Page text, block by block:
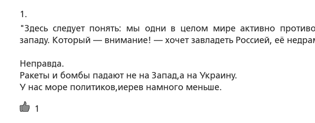
1.
"Здесь следует понять: мы одни в целом мире активно
западу. Который — внимание! — хочет завладеть Россией, её
Неправда.
Ракеты и бомбы падают не на Запад,а на Украину.
У нас море политиков,иерев намного меньше.
1